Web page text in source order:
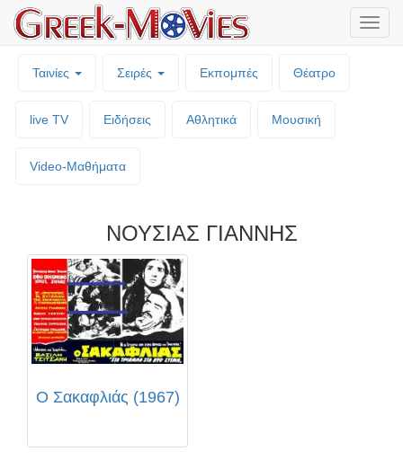
Ταινίες Σειρές Εκπομπές Θέατρο
live TV Ειδήσεις Αθλητικά Μουσική
Video-Mαθήματα
ΝΟΥΣΙΑΣ ΓΙΑΝΝΗΣ
Ο Σακαφλιάς (1967)